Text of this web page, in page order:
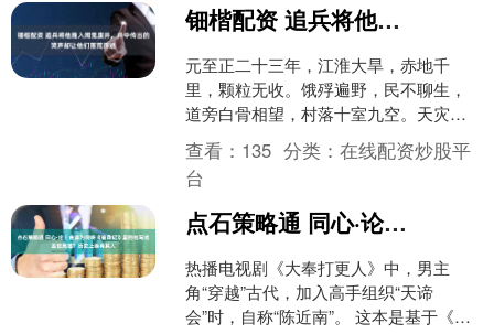
钿楷配资 追兵将他推入闹鬼废井，井中传出的哭声却让他们落荒而逃
元至正二十三年，江淮大旱，赤地千
里，颗粒无收。饿殍遍野，民不聊生，
道旁白骨相望，村落十室九空。天灾未
已，人祸继之，四方盗贼蜂起，州县官
吏或逃或降，朝廷政令不出应....
查看： 135 分类：在线配资炒股平
台
点石策略通 同心·论丨金庸为何将《鹿鼎记》里的他写成盖世英雄？历史上确有其人
热播电视剧《大奉打更人》中，男主
角“穿越”古代，加入高手组织“天谛
会”时，自称“陈近南”。 这本是基于《鹿